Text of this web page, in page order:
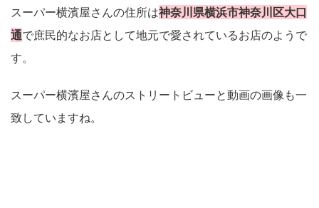
スーパー横濱屋さんの住所は神奈川県横浜市神奈川区大口
通で庶民的なお店として地元で愛されているお店のようで
す。
スーパー横濱屋さんのストリートビューと動画の画像も一
致していますね。